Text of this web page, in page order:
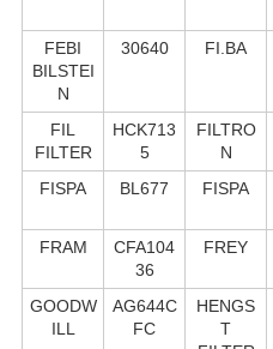
FEBI
BILSTEI
N
30640 FI.BA
FIL
FILTER
HCK713
5
FILTRO
N
FISPA BL677 FISPA
FRAM
CFA104
36
FREY
GOODW
ILL
AG644C
FC
HENGS
T